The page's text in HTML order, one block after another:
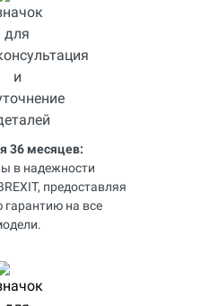
36 месяцев:
в надежности
предоставляя
гарантию на все